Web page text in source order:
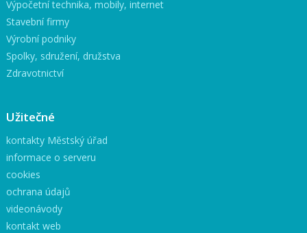
Výpočetní technika, mobily, internet
Stavební firmy
Výrobní podniky
Spolky, sdružení, družstva
Zdravotnictví
Užitečné
kontakty Městský úřad
informace o serveru
cookies
ochrana údajů
videonávody
kontakt web